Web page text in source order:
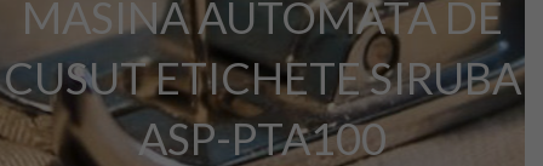
MASINA AUTOMATA DE
CUSUT ETICHETE SIRUBA
ASP-PTA100